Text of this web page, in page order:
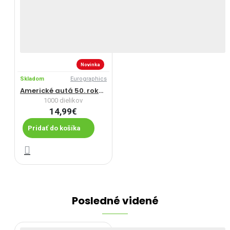
Novinka
Skladom Eurographics
Americké autá 50. rokov
1000 dielikov
14,99€
Pridať do košíka
Posledné videné